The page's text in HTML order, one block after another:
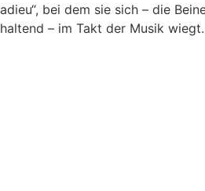
adieu“, bei dem sie sich – die
haltend – im Takt der Musik wiegt.